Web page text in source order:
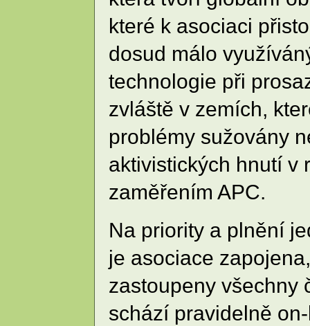
které k asociaci
dosud málo
technologie při
zvláště v zemích,
problémy sužovány
aktivistických hnutí v
zaměřením APC.
Na priority a plnění
je asociace
zastoupeny všechny
schází pravidelně